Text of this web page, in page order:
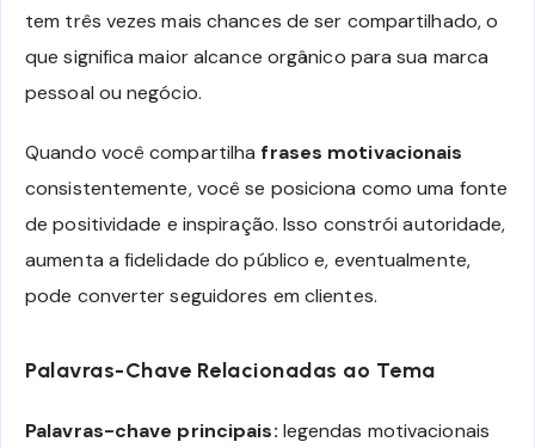
tem três vezes mais chances de ser compartilhado, o
que significa maior alcance orgânico para sua marca
pessoal ou negócio.
Quando você compartilhafrases motivacionais
consistentemente, você se posiciona como uma fonte
de positividade e inspiração. Isso constrói autoridade,
aumenta a fidelidade do público e, eventualmente,
pode converter seguidores em clientes.
Palavras-Chave Relacionadas ao Tema
Palavras-chave principais: legendas motivacionais